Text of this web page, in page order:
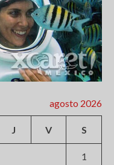
agosto 2026
J V S
1